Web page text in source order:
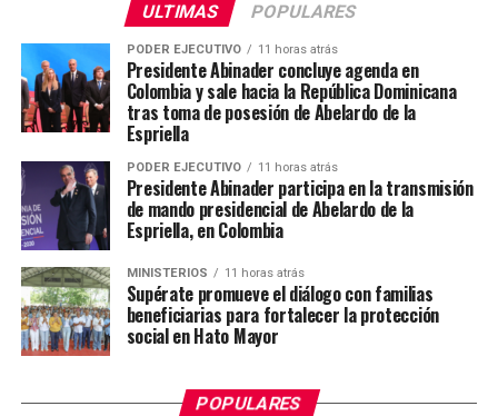
ULTIMAS POPULARES
PODER EJECUTIVO 11 horas atrás
Presidente Abinader concluye agenda en
Colombia y sale hacia la República Dominicana
tras toma de posesión de Abelardo de la
Espriella
PODER EJECUTIVO 11 horas atrás
Presidente Abinader participa en la transmisión
de mando presidencial de Abelardo de la
Espriella, en Colombia
MINISTERIOS 11 horas atrás
Supérate promueve el diálogo con familias
beneficiarias para fortalecer la protección
social en Hato Mayor
POPULARES